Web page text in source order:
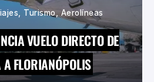
Turismo, Aerolíneas
VUELO DIRECTO DE
FLORIANÓPOLIS